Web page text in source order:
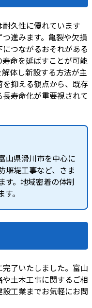
久性に優れています
進みます。亀裂や欠損
つながるおそれがある
命を延ばすことが可能
体し新設する方法が主
抑える観点から、既存
寿命化が重要視されて
山県滑川市を中心に
堰堤工事など、さま
す。地域密着の体制
。
了いたしました。富山
土木工事に関するご相
工業までお気軽にお問